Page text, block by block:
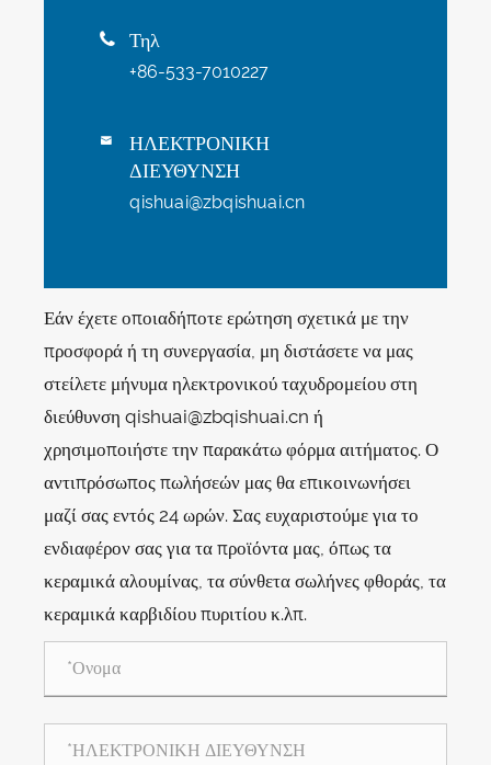
 Τηλ
+86-533-7010227

ΗΛΕΚΤΡΟΝΙΚΗ
ΔΙΕΥΘΥΝΣΗ
qishuai@zbqishuai.cn
Εάν έχετε οποιαδήποτε ερώτηση σχετικά με την
προσφορά ή τη συνεργασία, μη διστάσετε να μας
στείλετε μήνυμα ηλεκτρονικού ταχυδρομείου στη
διεύθυνση qishuai@zbqishuai.cn ή
χρησιμοποιήστε την παρακάτω φόρμα αιτήματος. Ο
αντιπρόσωπος πωλήσεών μας θα επικοινωνήσει
μαζί σας εντός 24 ωρών. Σας ευχαριστούμε για το
ενδιαφέρον σας για τα προϊόντα μας, όπως τα
κεραμικά αλουμίνας, τα σύνθετα σωλήνες φθοράς, τα
κεραμικά καρβιδίου πυριτίου κ.λπ.